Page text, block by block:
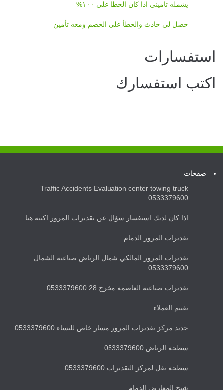
يشمله تاميني اذا كان الخطا علي ١٠٠%
حصل لي حادث والخطأ على الخصم ومعه تأمين
استفسارات
اكتب استفسارك
صفحات
Traffic Accidents Evaluation center towing truck
0533379600
اذا كان لديك استفسار سؤال عن تقديرات المرور اكتبه هنا
تقديرات المرور الدمام
تقديرات المرور المالكي شمال الرياض صناعية الشمال
0533379600
تقديرات صناعية العاصمة مخرج 28 0533379600
تقييم العملاء
جديد مركز تقديرات المرور مسار خاص للنساء 0533379600
سطحة الرياض 0533379600
سطحة نقل لمركز التقديرات 0533379600
شيخ المعارض الدمام